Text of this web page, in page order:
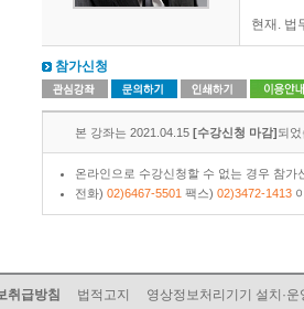
현재. 법
참가신청
본 강좌는 2021.04.15 [수강신청 마감]되
온라인으로 수강신청할 수 없는 경우 참
전화) 02)6467-5501 팩스) 02)3472-1413
취급방침 법적고지 영상정보처리기기 설치·운